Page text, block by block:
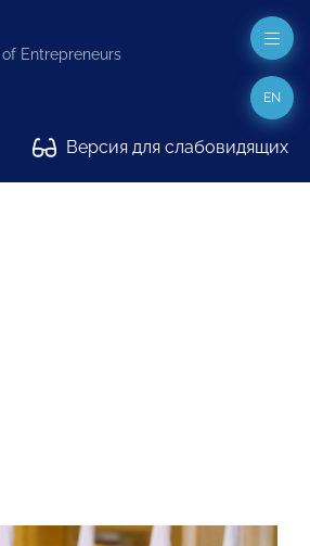
Entrepreneurs
Версия для слабовидящих
EN